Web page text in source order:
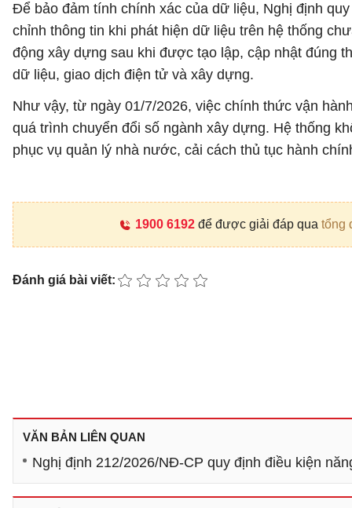
Để bảo đảm tính chính xác của dữ liệu, Nghị định
chỉnh thông tin khi phát hiện dữ liệu trên hệ thống
động xây dựng sau khi được tạo lập, cập nhật đúng
dữ liệu, giao dịch điện tử và xây dựng.
Như vậy, từ ngày 01/7/2026, việc chính thức vận
quá trình chuyển đổi số ngành xây dựng. Hệ thống
phục vụ quản lý nhà nước, cải cách thủ tục hành
1900 6192để được giải đáp qua tổng
Đánh giá bài viết:
VĂN BẢN LIÊN QUAN
Nghị định 212/2026/NĐ-CP quy định điều kiện